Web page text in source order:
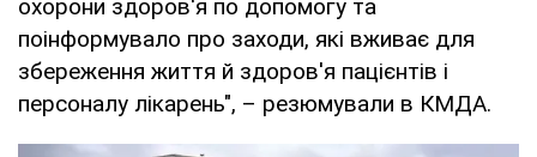
охорони здоров'я по допомогу та
поінформувало про заходи, які вживає для
збереження життя й здоров'я пацієнтів і
персоналу лікарень", – резюмували в КМДА.